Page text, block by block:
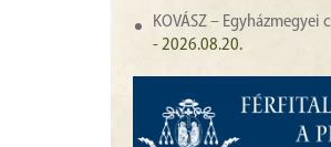
KOVÁSZ – Egyházmegyei
- 2026.08.20.